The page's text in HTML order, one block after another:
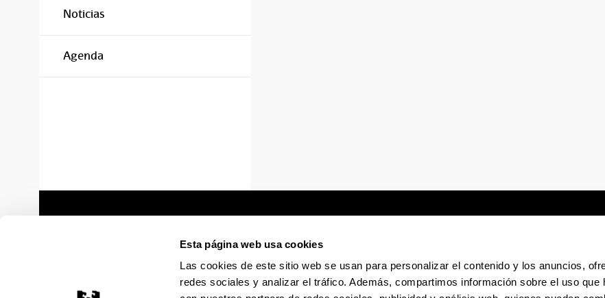
Esta página web usa cookies
Las cookies de este sitio web se usan para personalizar el contenido y los anuncios,
redes sociales y analizar el tráfico. Además, compartimos información sobre el uso que
Noticias
Agenda
Sede electrónica Accesibilidad